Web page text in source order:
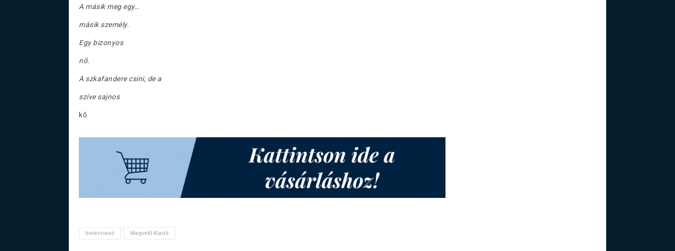
A másik meg egy…
másik személy.
Egy bizonyos
nő.
A szkafandere csini, de a
szíve sajnos
kő.
beleolvasó Magvető Kiadó